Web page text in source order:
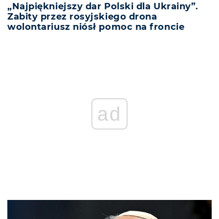
„Najpiękniejszy dar Polski dla Ukrainy”.
Zabity przez rosyjskiego drona
wolontariusz niósł pomoc na froncie
ad